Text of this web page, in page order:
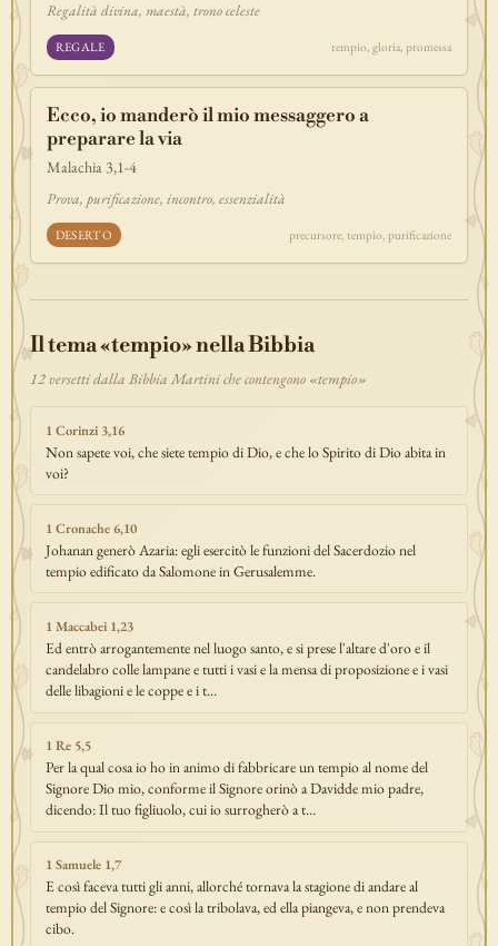
Regalità divina, maestà, trono celeste
REGALE tempio, gloria, promessa
Ecco, io manderò il mio messaggero a
preparare la via
Malachia 3,1-4
Prova, purificazione, incontro, essenzialità
DESERTO precursore, tempio, purificazione
Il tema «tempio» nella Bibbia
12 versetti dalla Bibbia Martini che contengono «tempio»
1 Corinzi 3,16
Non sapete voi, che siete tempio di Dio, e che lo Spirito di Dio abita in
voi?
1 Cronache 6,10
Johanan generò Azaria: egli esercitò le funzioni del Sacerdozio nel
tempio edificato da Salomone in Gerusalemme.
1 Maccabei 1,23
Ed entrò arrogantemente nel luogo santo, e si prese l'altare d'oro e il
candelabro colle lampane e tutti i vasi e la mensa di proposizione e i vasi
delle libagioni e le coppe e i t…
1 Re 5,5
Per la qual cosa io ho in animo di fabbricare un tempio al nome del
Signore Dio mio, conforme il Signore orinò a Davidde mio padre,
dicendo: Il tuo figliuolo, cui io surrogherò a t…
1 Samuele 1,7
E così faceva tutti gli anni, allorché tornava la stagione di andare al
tempio del Signore: e così la tribolava, ed ella piangeva, e non prendeva
cibo.